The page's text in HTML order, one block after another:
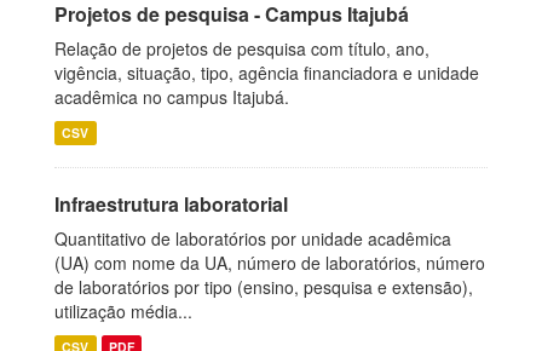
Projetos de pesquisa - Campus Itajubá
Relação de projetos de pesquisa com título, ano,
vigência, situação, tipo, agência financiadora e unidade
acadêmica no campus Itajubá.
CSV
Infraestrutura laboratorial
Quantitativo de laboratórios por unidade acadêmica
(UA) com nome da UA, número de laboratórios, número
de laboratórios por tipo (ensino, pesquisa e extensão),
utilização média...
CSV PDF